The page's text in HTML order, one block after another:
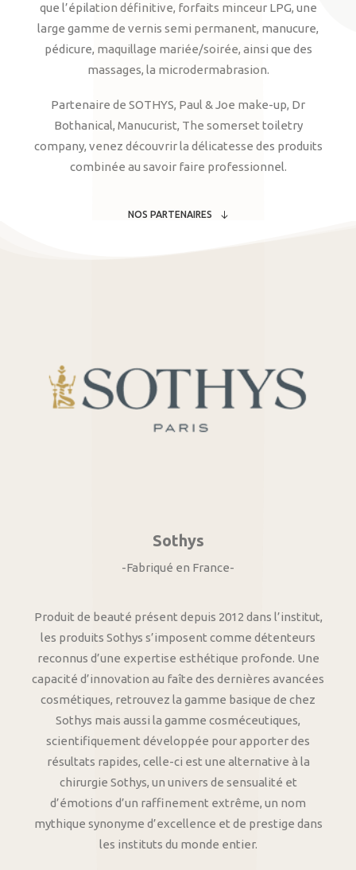
que l’épilation définitive, forfaits minceur LPG, une
large gamme de vernis semi permanent, manucure,
pédicure, maquillage mariée/soirée, ainsi que des
massages, la microdermabrasion.
Partenaire de SOTHYS, Paul & Joe make-up, Dr
Bothanical, Manucurist, The somerset toiletry
company, venez découvrir la délicatesse des produits
combinée au savoir faire professionnel.
NOS PARTENAIRES
Sothys
-Fabriqué en France-
Produit de beauté présent depuis 2012 dans l’institut,
les produits Sothys s’imposent comme détenteurs
reconnus d’une expertise esthétique profonde. Une
capacité d’innovation au faîte des dernières avancées
cosmétiques, retrouvez la gamme basique de chez
Sothys mais aussi la gamme cosméceutiques,
scientifiquement développée pour apporter des
résultats rapides, celle-ci est une alternative à la
chirurgie Sothys, un univers de sensualité et
d’émotions d’un raffinement extrême, un nom
mythique synonyme d’excellence et de prestige dans
les instituts du monde entier.